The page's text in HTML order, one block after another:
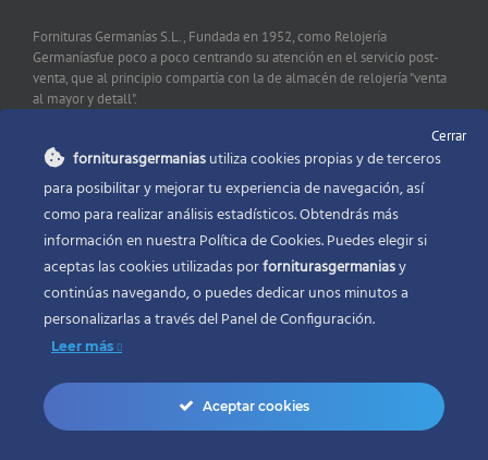
Fornituras Germanías S.L., Fundada en 1952, como Relojería
Germaníasfue poco a poco centrando su atención en el servicio post-
venta, que al principio compartía con la de almacén de relojería "venta
al mayor y detall".
CONTACTO
Fornituras Germanías, Calle Sevilla 2, 46006 Valencia España
Phone:96 341 53 35
Email:info@forniturasgermanias.com
Cerrar
forniturasgermaniasutiliza cookies propias y de terceros
para posibilitar y mejorar tu experiencia de navegación, así
como para realizar análisis estadísticos. Obtendrás más
información en nuestra Política de Cookies. Puedes elegir si
aceptas las cookies utilizadas porforniturasgermaniasy
continúas navegando, o puedes dedicar unos minutos a
personalizarlas a través delPanel de Configuración.
Leer más
Aceptar cookies